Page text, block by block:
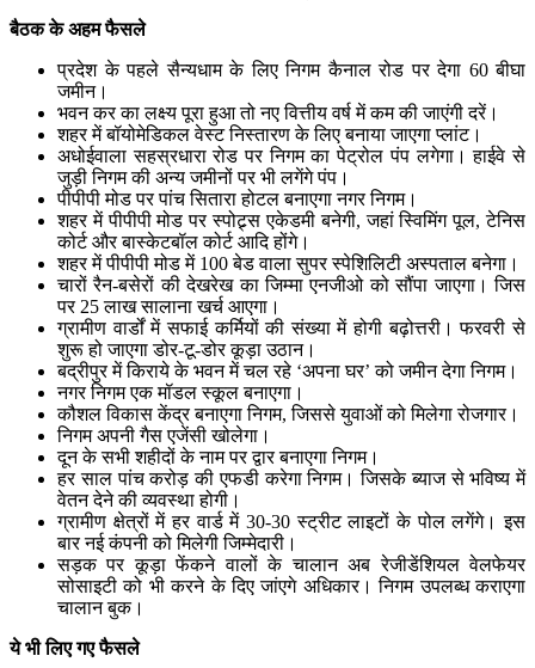
बैठक के अहम फैसले
प्रदेश के पहले सैन्यधाम के लिए निगम कैनाल रोड पर देगा 60 बीघा
जमीन।
भवन कर का लक्ष्य पूरा हुआ तो नए वित्तीय वर्ष में कम की जाएंगी दरें।
शहर में बॉयोमेडिकल वेस्ट निस्तारण के लिए बनाया जाएगा प्लांट।
अधोईवाला सहस्रधारा रोड पर निगम का पेट्रोल पंप लगेगा। हाईवे से
जुड़ी निगम की अन्य जमीनों पर भी लगेंगे पंप।
पीपीपी मोड पर पांच सितारा होटल बनाएगा नगर निगम।
शहर में पीपीपी मोड पर स्पोट्र्स एकेडमी बनेगी, जहां स्विमिंग पूल, टेनिस
कोर्ट और बास्केटबॉल कोर्ट आदि होंगे।
शहर में पीपीपी मोड में 100 बेड वाला सुपर स्पेशिलिटी अस्पताल बनेगा।
चारों रैन-बसेरों की देखरेख का जिम्मा एनजीओ को सौंपा जाएगा। जिस
पर 25 लाख सालाना खर्च आएगा।
ग्रामीण वार्डों में सफाई कर्मियों की संख्या में होगी बढ़ोत्तरी। फरवरी से
शुरू हो जाएगा डोर-टू-डोर कूड़ा उठान।
बद्रीपुर में किराये के भवन में चल रहे ‘अपना घर’ को जमीन देगा निगम।
नगर निगम एक मॉडल स्कूल बनाएगा।
कौशल विकास केंद्र बनाएगा निगम, जिससे युवाओं को मिलेगा रोजगार।
निगम अपनी गैस एजेंसी खोलेगा।
दून के सभी शहीदों के नाम पर द्वार बनाएगा निगम।
हर साल पांच करोड़ की एफडी करेगा निगम। जिसके ब्याज से भविष्य में
वेतन देने की व्यवस्था होगी।
ग्रामीण क्षेत्रों में हर वार्ड में 30-30 स्ट्रीट लाइटों के पोल लगेंगे। इस
बार नई कंपनी को मिलेगी जिम्मेदारी।
सड़क पर कूड़ा फेंकने वालों के चालान अब रेजीडेंशियल वेलफेयर
सोसाइटी को भी करने के दिए जांएगे अधिकार। निगम उपलब्ध कराएगा
चालान बुक।
ये भी लिए गए फैसले